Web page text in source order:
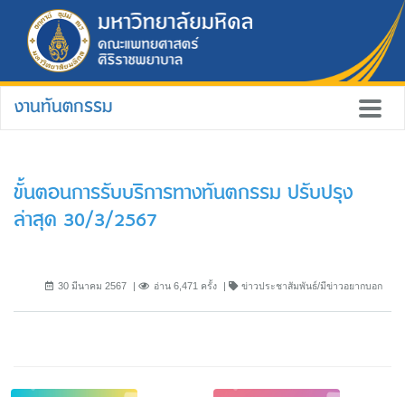
งานทันตกรรม
ขั้นตอนการรับบริการทางทันตกรรม ปรับปรุง
ล่าสุด 30/3/2567
30 มีนาคม 2567 อ่าน 6,471 ครั้ง ข่าวประชาสัมพันธ์/มีข่าวอยากบอก